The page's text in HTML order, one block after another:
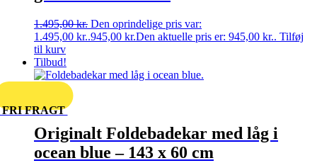
1.495,00kr. Den oprindelige pris var:
1.495,00 kr..945,00 kr.Den aktuelle pris er: 945,00 kr.. Tilføj
til kurv
Tilbud!
FRAGT
Originalt Foldebadekar med låg i
ocean blue – 143 x 60 cm